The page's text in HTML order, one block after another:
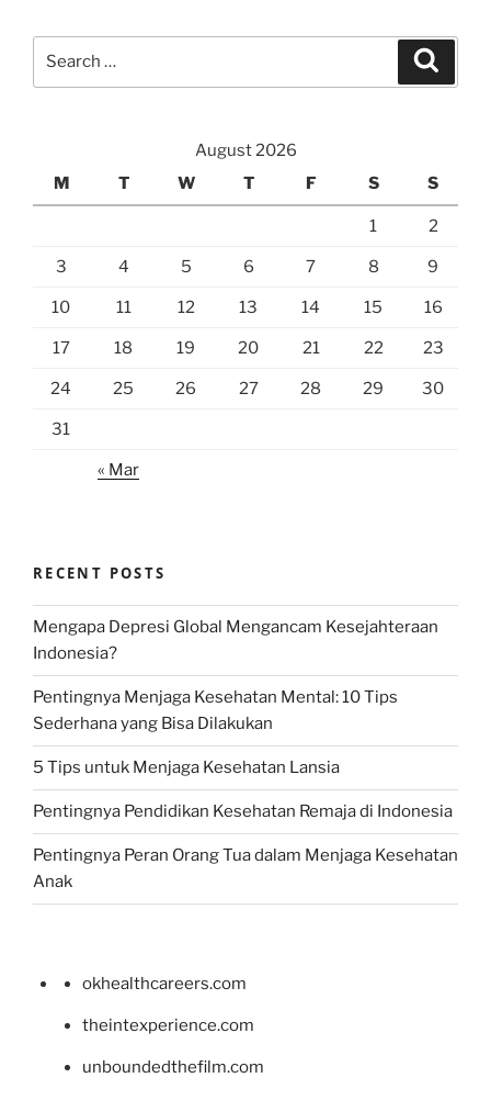
August 2026
M
T W T F S S
1 2
3 4 5 6 7 8 9
10 11 12 13 14 15 16
17 18 19 20 21 22 23
24 25 26 27 28 29 30
31
« Mar
RECENT POSTS
Mengapa Depresi Global Mengancam Kesejahteraan
Indonesia?
Pentingnya Menjaga Kesehatan Mental: 10 Tips
Sederhana yang Bisa Dilakukan
5 Tips untuk Menjaga Kesehatan Lansia
Pentingnya Pendidikan Kesehatan Remaja di Indonesia
Pentingnya Peran Orang Tua dalam Menjaga Kesehatan
Anak
okhealthcareers.com
theintexperience.com
unboundedthefilm.com